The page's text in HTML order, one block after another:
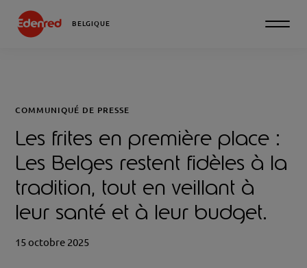
BELGIQUE
COMMUNIQUÉ DE PRESSE
Les frites en première place :
Les Belges restent fidèles à la
tradition, tout en veillant à
leur santé et à leur budget.
15 octobre 2025